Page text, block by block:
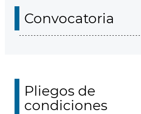
Convocatoria
Pliegos de
condiciones